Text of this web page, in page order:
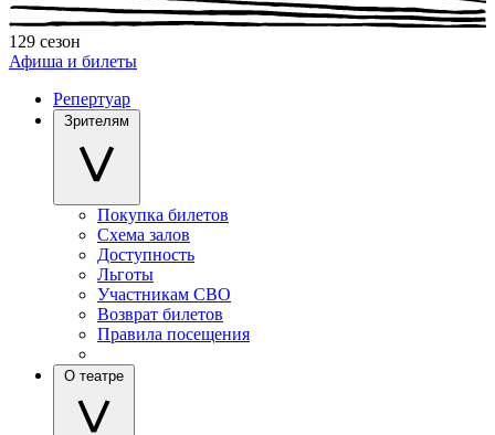
129 сезон
Афиша и билеты
Репертуар
Зрителям
Покупка билетов
Схема залов
Доступность
Льготы
Участникам СВО
Возврат билетов
Правила посещения
О театре